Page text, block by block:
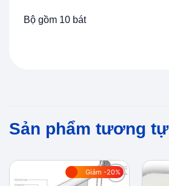
Bộ gồm 10 bát
Sản phẩm tương tự
Giảm -20%